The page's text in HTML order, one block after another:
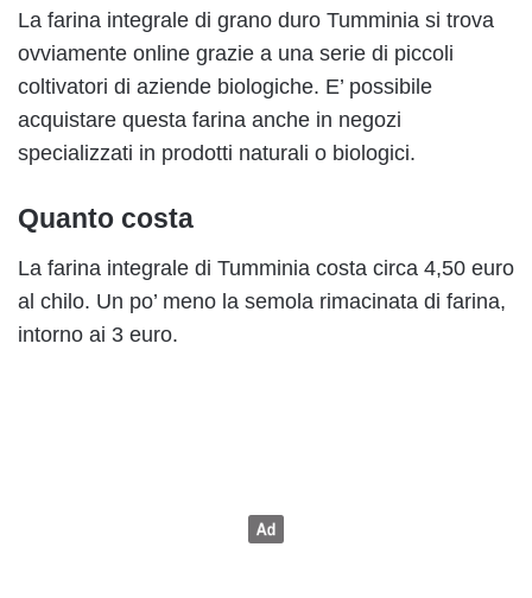
La farina integrale di grano duro Tumminia si trova
ovviamente online grazie a una serie di piccoli
coltivatori di aziende biologiche. E’ possibile
acquistare questa farina anche in negozi
specializzati in prodotti naturali o biologici.
Quanto costa
La farina integrale di Tumminia costa circa 4,50 euro
al chilo. Un po’ meno la semola rimacinata di farina,
intorno ai 3 euro.